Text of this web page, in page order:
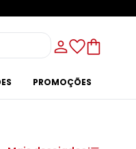
PROMOÇÕES